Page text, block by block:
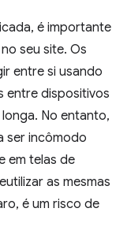
é importante
seu site. Os
entre si usando
entre dispositivos
No entanto,
ser incômodo
em telas de
as mesmas
é um risco de